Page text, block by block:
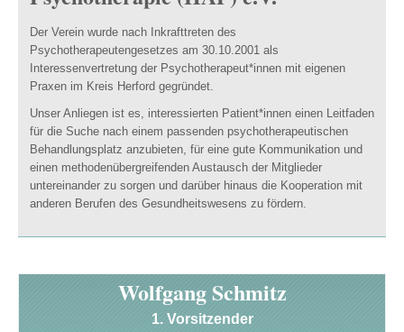
Der Verein wurde nach Inkrafttreten des
Psychotherapeutengesetzes am 30.10.2001 als
Interessenvertretung der Psychotherapeut*innen mit eigenen
Praxen im Kreis Herford gegründet.
Unser Anliegen ist es, interessierten Patient*innen einen Leitfaden
für die Suche nach einem passenden psychotherapeutischen
Behandlungsplatz anzubieten, für eine gute Kommunikation und
einen methodenübergreifenden Austausch der Mitglieder
untereinander zu sorgen und darüber hinaus die Kooperation mit
anderen Berufen des Gesundheitswesens zu fördern.
Wolfgang Schmitz
1. Vorsitzender